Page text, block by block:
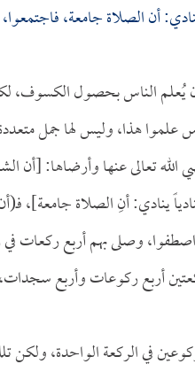
أن الصلاة جامعة، فاجتمعوا،
يُعلم الناس بحصول الكسوف،
علموا هذا، وليس لها جمل
الله تعالى عنها وأرضاها: [أن
ينادي: أنِ الصلاة جامعة]،
وصلى بهم أربع ركعات
أربع ركوعات وأربع
في الركعة الواحدة، ولكن